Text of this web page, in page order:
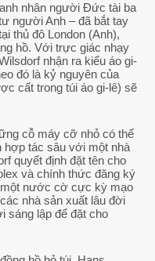
nhân người Đức tài ba
người Anh – đã bắt tay
thủ đô London (Anh),
hồ. Với trực giác nhạy
nhận ra kiểu áo gi-
đó là kỷ nguyên của
cất trong túi áo gi-lê) sẽ
cỗ máy cỡ nhỏ có thể
hợp tác sâu với một nhà
quyết định đặt tên cho
và chính thức đăng ký
nước cờ cực kỳ mạo
nhà sản xuất lâu đời
sáng lập để đặt cho